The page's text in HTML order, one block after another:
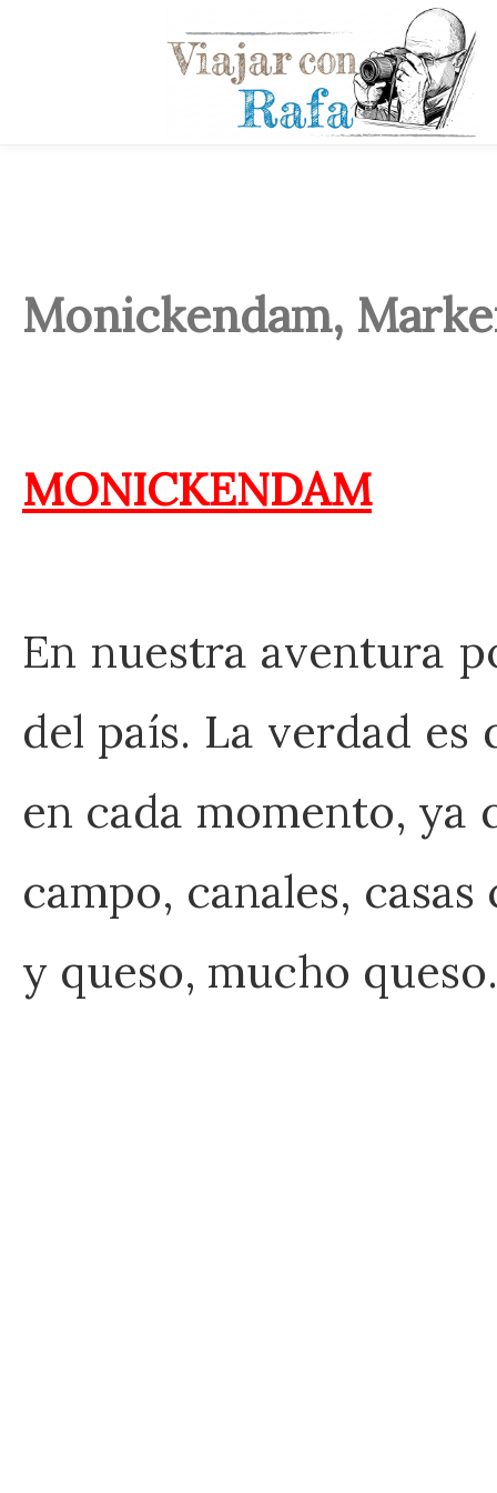
Monickendam,
MONICKENDAM
En nuestra aventura
del país. La verdad
en cada momento, ya
campo, canales,
y queso, mucho